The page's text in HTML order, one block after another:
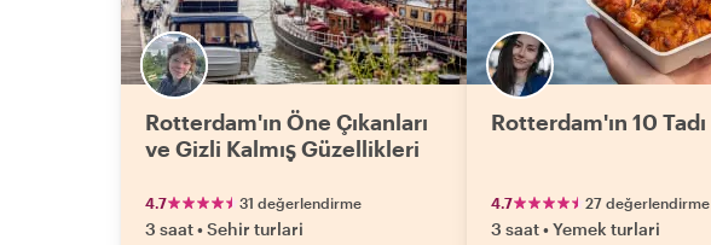
Rotterdam'ın Öne Çıkanları
ve Gizli Kalmış Güzellikleri
4.7 31 değerlendirme
3 saat•Sehir turlari
Rotterdam'ın 10 Tadı
4.7 27 değerlendirme
3 saat•Yemek turlari